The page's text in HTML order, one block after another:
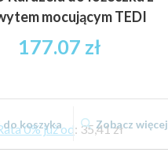
mocującym TEDI
177.07 zł
0% już od: 35,41 zł
do koszyka Zobacz więcej